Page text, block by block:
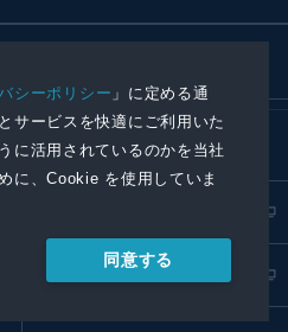
シーポリシー 」に定める通
サービスを快適にご利用いた
に活用されているのかを当社
に、Cookie を使用していま
同意する
プレスリリース取扱基準